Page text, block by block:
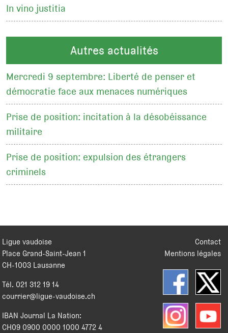
In vino justitia
Autres actualités
Mercredi 9 septembre: Liberté de penser et
démocratie face aux menaces numériques
Prise de position: incitation à la désobéissance
militaire
Prise de position: expulsion des étrangers
criminels
Contact
Mentions légales
Ligue vaudoise
Place Grand-Saint-Jean 1
CH-1003 Lausanne
Tél. 021 312 19 14
courrier@ligue-vaudoise.ch
IBAN Journal La Nation:
CH09 0900 0000 1000 4772 4